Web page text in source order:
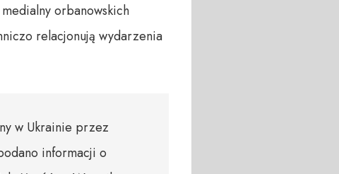
orbanowskich
relacjonują wydarzenia
w Ukrainie przez
informacji o